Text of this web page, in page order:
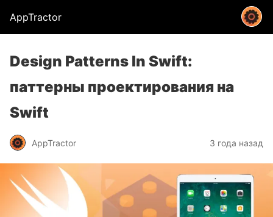
AppTractor
Design Patterns In Swift:
паттерны проектирования на
Swift
AppTractor 3 года назад